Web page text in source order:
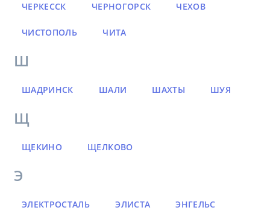
ЧЕРКЕССК ЧЕРНОГОРСК ЧЕХОВ
ЧИСТОПОЛЬ ЧИТА
Ш
ШАДРИНСК ШАЛИ ШАХТЫ ШУЯ
Щ
ЩЕКИНО ЩЕЛКОВО
Э
ЭЛЕКТРОСТАЛЬ ЭЛИСТА ЭНГЕЛЬС